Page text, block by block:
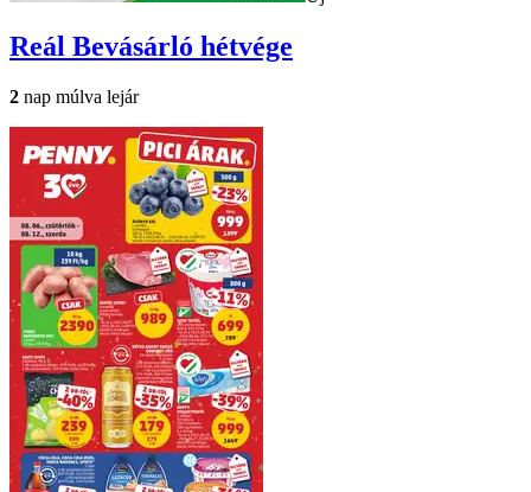
Reál Bevásárló hétvége
2 nap múlva lejár